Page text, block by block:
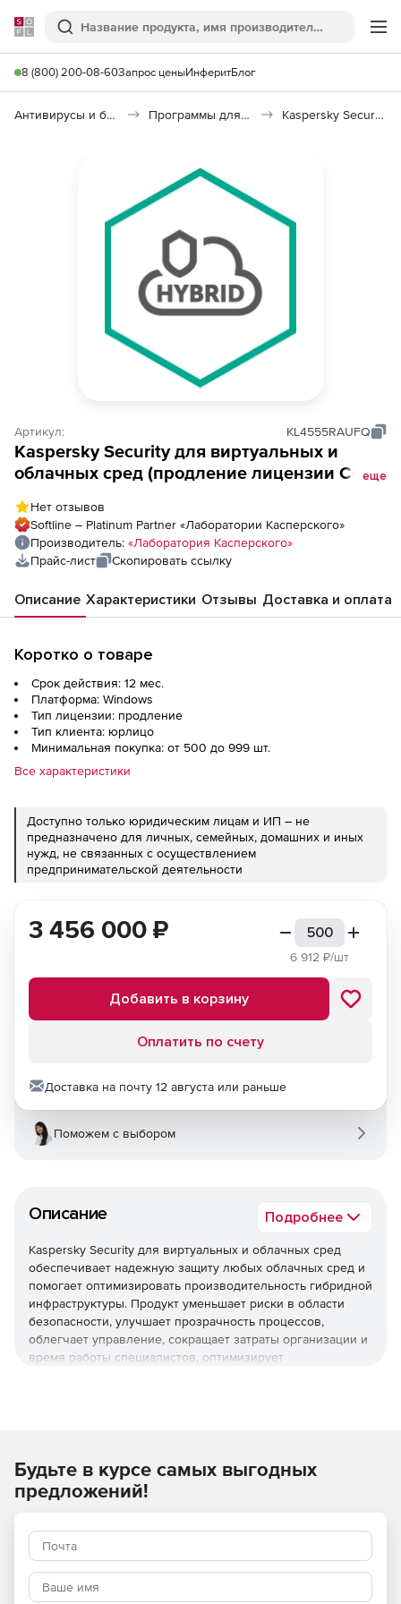
Softline
Поиск
8 (800) 200-08-60Запрос ценыИнферитБлог
Антивирусы и безопасность Программы для защиты информации Kaspersky Security для виртуальных и облачных сред
Артикул: KL4555RAUFQ
Kaspersky Security для виртуальных и
облачных сред (продление лицензии Core
Электронная лицензия на 1 год по
количеству ядер физических процессоров
еще
Нет отзывов
Softline – Platinum Partner «Лаборатории Касперского»
Производитель: «Лаборатория Касперского»
Прайс-лист
Скопировать ссылку
Описание Характеристики Отзывы Доставка и оплата
Коротко о товаре
Срок действия: 12 мес.
Платформа: Windows
Тип лицензии: продление
Тип клиента: юрлицо
Минимальная покупка: от 500 до 999 шт.
Все характеристики
Доступно только юридическим лицам и ИП – не
предназначено для личных, семейных, домашних и иных
нужд, не связанных с осуществлением
предпринимательской деятельности
Описание Подробнее
Kaspersky Security для виртуальных и облачных сред
обеспечивает надежную защиту любых облачных сред и
помогает оптимизировать производительность гибридной
инфраструктуры. Продукт уменьшает риски в области
безопасности, улучшает прозрачность процессов,
облегчает управление, сокращает затраты организации и
время работы специалистов, оптимизирует
к угрозам разной сложности.
Основные преимущества
Надежная защита мирового уровня
Многоуровневые технологии проактивной защиты
обеспечивают эффективное противостояние различным
3 456 000 ₽
6 912 ₽/шт
Добавить в корзину
Оплатить по счету
Доставка на почту 12 августа или раньше
Поможем с выбором
Будьте в курсе самых выгодных
предложений!